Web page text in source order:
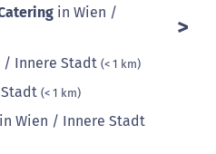
in Wien /
/ Innere Stadt (< 1 km)
(< 1 km)
in Wien / Innere Stadt